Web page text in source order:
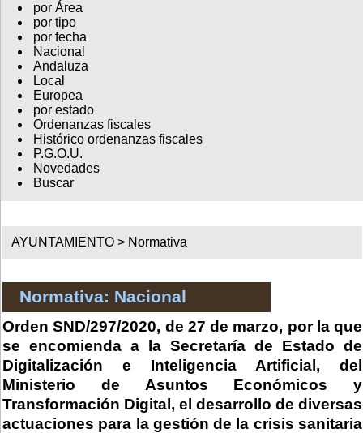
por Área
por tipo
por fecha
Nacional
Andaluza
Local
Europea
por estado
Ordenanzas fiscales
Histórico ordenanzas fiscales
P.G.O.U.
Novedades
Buscar
AYUNTAMIENTO > Normativa
Normativa: Nacional
Orden SND/297/2020, de 27 de marzo, por la que
se encomienda a la Secretaría de Estado de
Digitalización e Inteligencia Artificial, del
Ministerio de Asuntos Económicos y
Transformación Digital, el desarrollo de diversas
actuaciones para la gestión de la crisis sanitaria